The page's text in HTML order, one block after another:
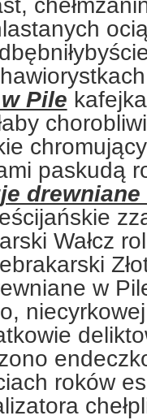
Pile
paskudą
drewniane
Wałcz
w
roków